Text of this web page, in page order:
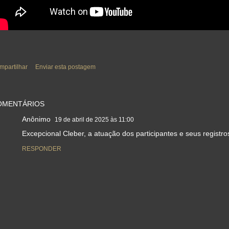
Enviar esta postagem
Anônimo
19 de abril de 2025 às 11:00
Excepcional Cleber, a atuação dos participantes e seus
RESPONDER